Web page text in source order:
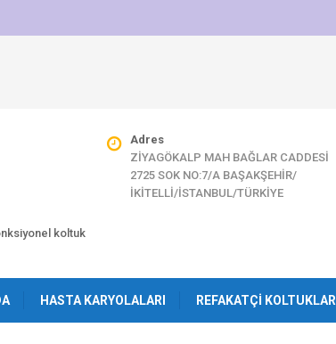
koltuk
Adres
ZİYAGÖKALP MAH BAĞLAR CADDESİ
2725 SOK NO:7/A BAŞAKŞEHİR/
İKİTELLİ/İSTANBUL/TÜRKİYE
HASTA KARYOLALARI REFAKATÇI KOLTUKLARI